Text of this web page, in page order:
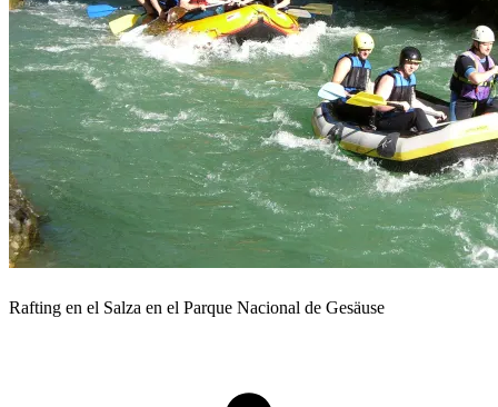
Rafting en el Salza en el Parque Nacional de Gesäuse